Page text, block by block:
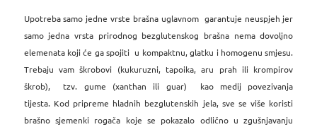
Upotreba samo jedne vrste brašna uglavnom garantuje neuspjeh jer
samo jedna vrsta prirodnog bezglutenskog brašna nema dovoljno
elemenata koji će ga spojiti u kompaktnu, glatku i homogenu smjesu.
Trebaju vam škrobovi (kukuruzni, tapoika, aru prah ili krompirov
škrob), tzv. gume (xanthan ili guar) kao medij povezivanja
tijesta. Kod pripreme hladnih bezglutenskih jela, sve se više koristi
brašno sjemenki rogača koje se pokazalo odlično u zgušnjavanju